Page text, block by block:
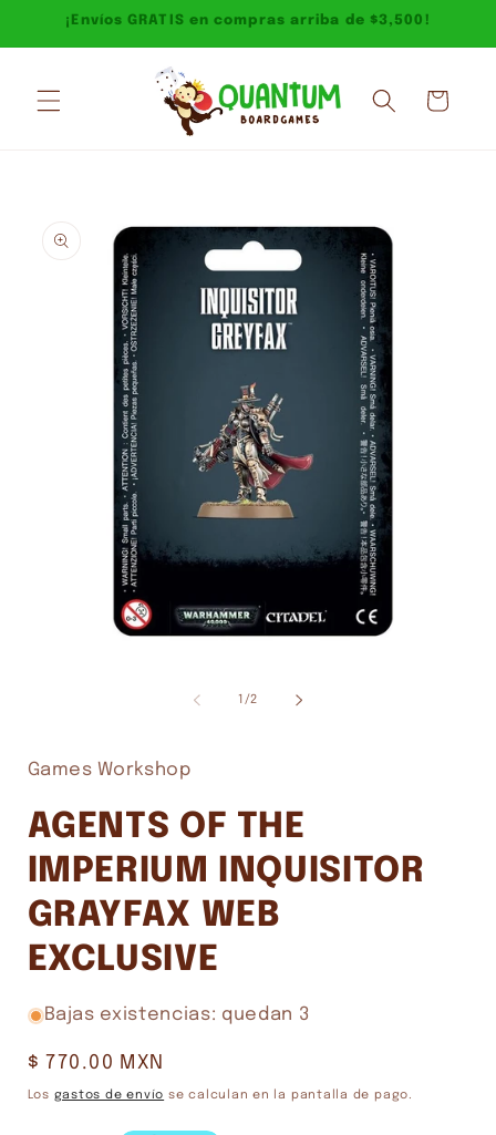
directamente
al contenido
¡Envíos GRATIS en compras arriba de $3,500!
Carrito
información
del producto
ventana
modal
1 /de
2
Games Workshop
AGENTS OF THE
IMPERIUM INQUISITOR
GRAYFAX WEB
EXCLUSIVE
Bajas existencias: quedan 3
Precio
habitual
$ 770.00 MXN
Los gastos de envío se calculan en la pantalla de pago.